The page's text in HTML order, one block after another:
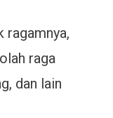
Teman
ragamnya,
raga
dan lain